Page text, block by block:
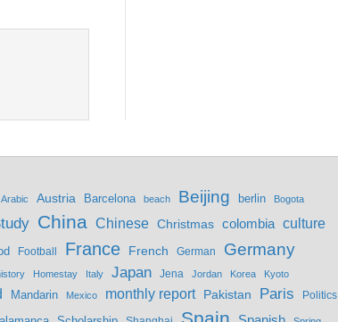
Arabic Austria Barcelona beach Beijing berlin Bogota
China Chinese Christmas colombia culture
Football France French German Germany
Homestay Italy Japan Jena Jordan Korea Kyoto
Mandarin Mexico monthly report Pakistan Paris Politics
Spain